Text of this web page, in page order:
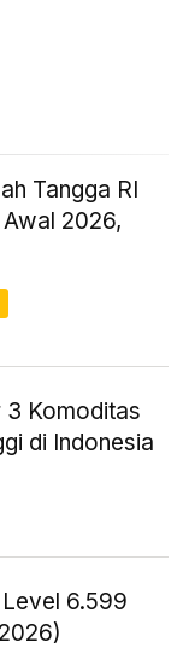
Tangga RI
2026,
3 Komoditas
di Indonesia
6.599